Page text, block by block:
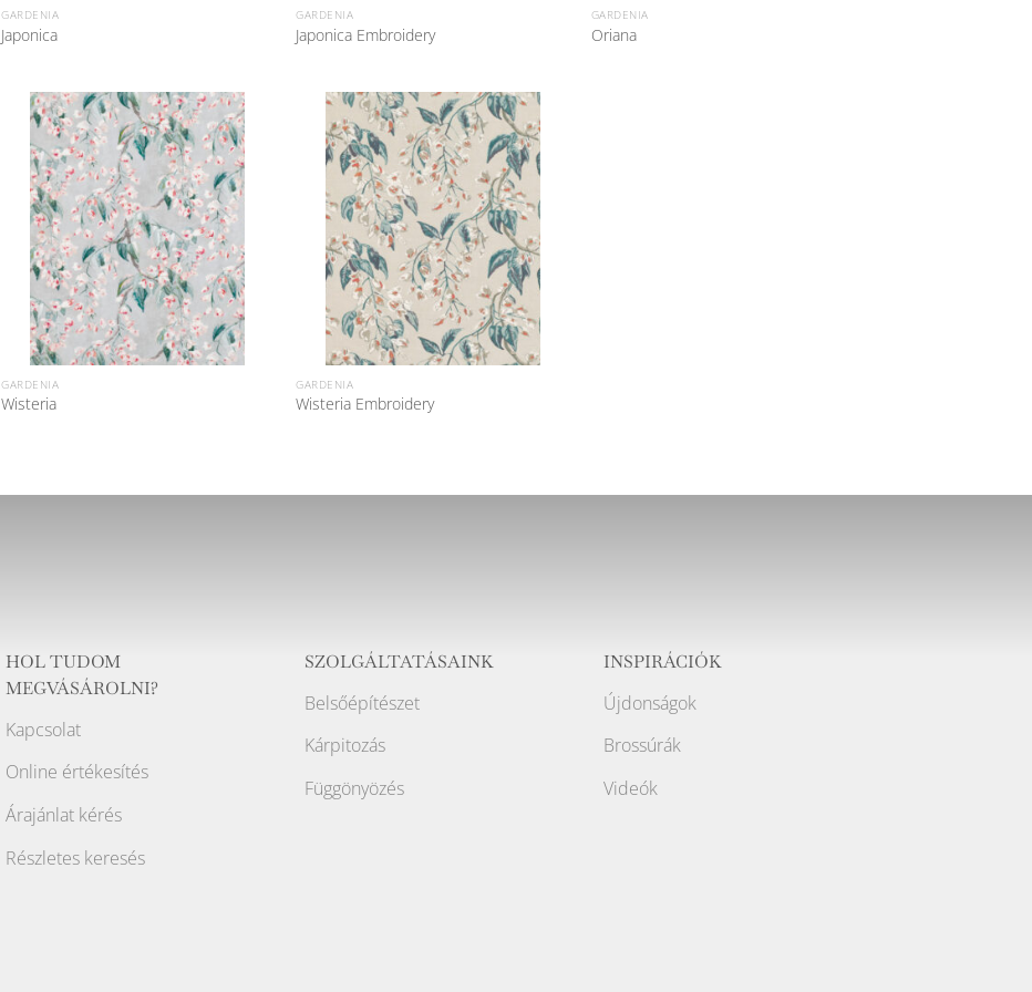
GARDENIA
Japonica
GARDENIA
Japonica Embroidery
GARDENIA
Oriana
GARDENIA
Wisteria
GARDENIA
Wisteria Embroidery
HOL TUDOM
MEGVÁSÁROLNI?
Kapcsolat
Online értékesítés
Árajánlat kérés
Részletes keresés
SZOLGÁLTATÁSAINK
Belsőépítészet
Kárpitozás
Függönyözés
INSPIRÁCIÓK
Újdonságok
Brossúrák
Videók